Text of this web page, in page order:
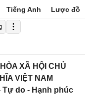
Tiếng Anh Lược đồ
XÃ HỘI CHỦ
VIỆT NAM
Tự do - Hạnh phúc